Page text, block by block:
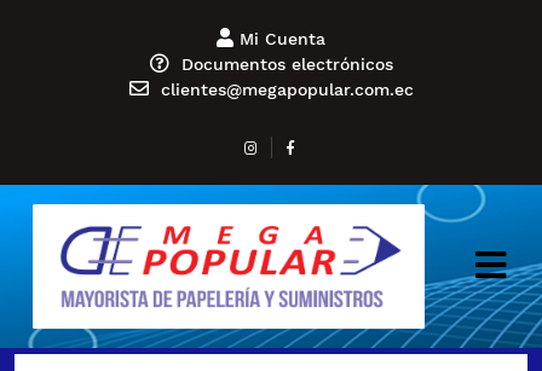
Mi Cuenta
Documentos electrónicos
clientes@megapopular.com.ec